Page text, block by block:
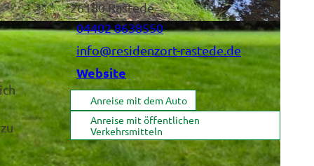
26180Rastede
04402 8638550
info@residenzort-rastede.de
Website
Anreise mit dem Auto
Anreise mit öffentlichen
Verkehrsmitteln